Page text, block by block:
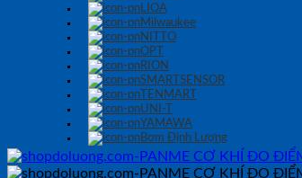
LIOA
Milwaukee
NITTO
OPT
RION
SMARTSENSOR
TENMART
UNI-T
YAMAWA
Bơm Định Lượng